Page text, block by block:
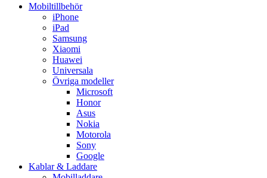
Mobiltillbehör
iPhone
iPad
Samsung
Xiaomi
Huawei
Universala
Övriga modeller
Microsoft
Honor
Asus
Nokia
Motorola
Sony
Google
Kablar & Laddare